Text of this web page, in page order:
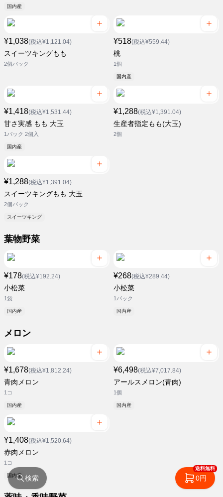
国内産
¥1,038(税込¥1,121.04)
スイーツキングもも
2個パック
¥518(税込¥559.44)
桃
1個
国内産
¥1,418(税込¥1,531.44)
甘さ実感 もも 大玉
1パック 2個入
国内産
¥1,288(税込¥1,391.04)
生産者指定もも(大玉)
2個
¥1,288(税込¥1,391.04)
スイーツキングもも 大玉
2個パック
スイーツキング
葉物野菜
¥178(税込¥192.24)
小松菜
1袋
国内産
¥268(税込¥289.44)
小松菜
1パック
国内産
メロン
¥1,678(税込¥1,812.24)
青肉メロン
1コ
国内産
¥6,498(税込¥7,017.84)
アールスメロン(青肉)
1個
国内産
¥1,408(税込¥1,520.64)
赤肉メロン
1コ
国内産 検索
送料無料
0円